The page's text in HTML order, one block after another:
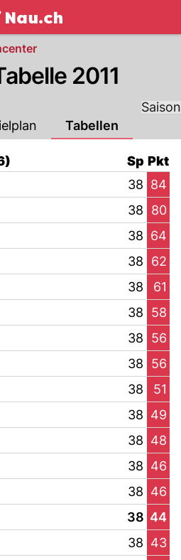
NAU.ch
2011
Saison
Tabellen
Sp Pkt
38 84
38
80
38 64
38
62
38
61
38
58
38
56
38
56
38
51
38 49
38 48
38 46
38 46
38 44
38 43